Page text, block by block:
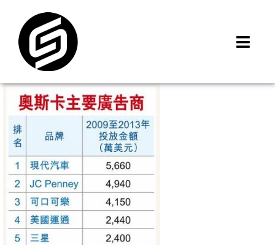
content
門市據點
iMCheck APP
iPhone 回收價
線上商城
3C租賃
MSI 舊換新
最新資訊